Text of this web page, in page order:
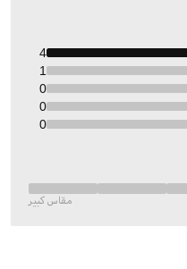
4
1
0
0
0
مقاس كبير